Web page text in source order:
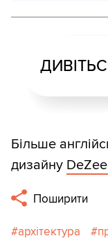
Більше
дизайну
Поширити
архітектура